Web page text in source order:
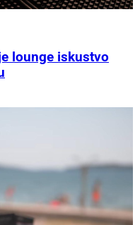
lounge iskustvo